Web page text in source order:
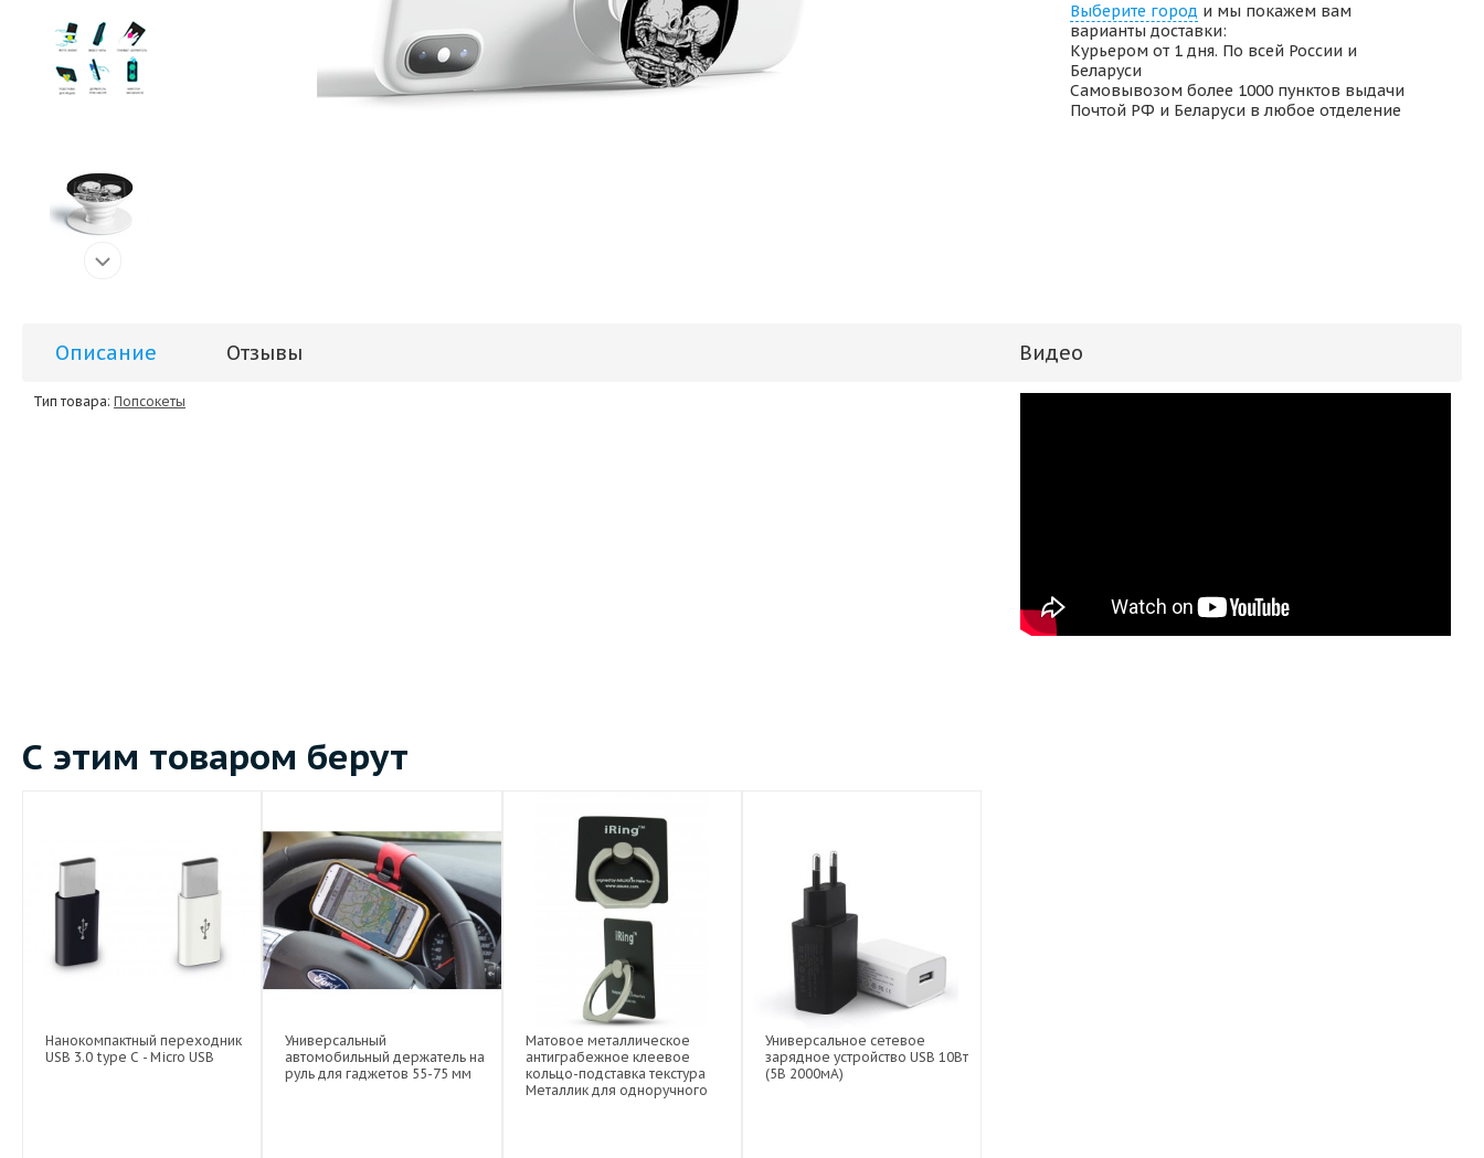
Видео
Выберите город и мы покажем вам
варианты доставки:
Курьером от 1 дня. По всей России и
Беларуси
Самовывозом более 1000 пунктов выдачи
Почтой РФ и Беларуси в любое отделение
Описание Отзывы Видео
Тип товара: Попсокеты
С этим товаром берут
Нанокомпактный переходник
USB 3.0 type C - Micro USB
Универсальный
автомобильный держатель на
руль для гаджетов 55-75 мм
Матовое металлическое
антиграбежное клеевое
кольцо-подставка текстура
Металлик для одноручного
Универсальное сетевое
зарядное устройство USB 10Вт
(5В 2000мА)